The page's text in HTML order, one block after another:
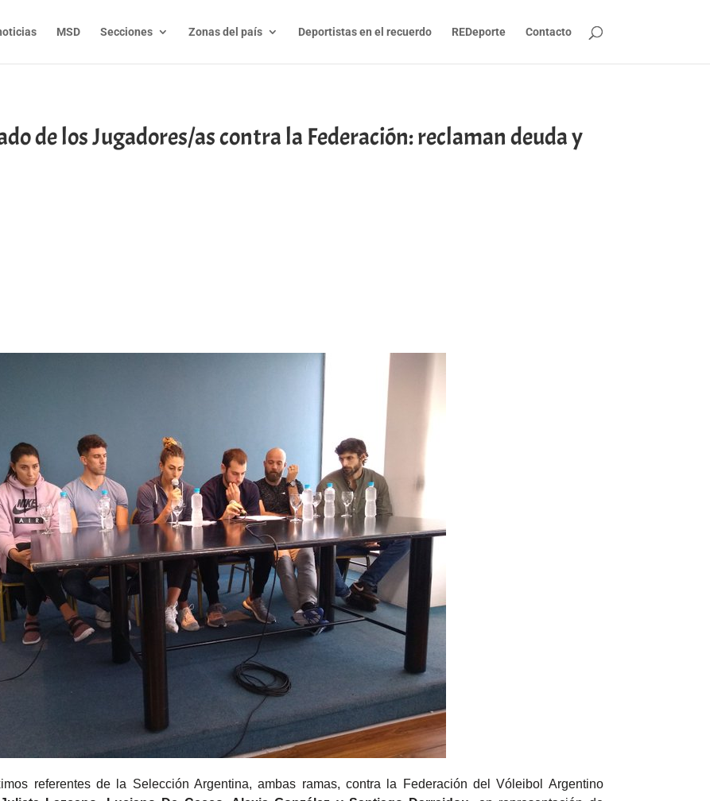
MSD Secciones Zonas del país Deportistas en el recuerdo REDeporte Contacto
de los Jugadores/as contra la Federación: reclaman deuda y
referentes de la Selección Argentina, ambas ramas, contra la Federación del Vóleibol Argentino